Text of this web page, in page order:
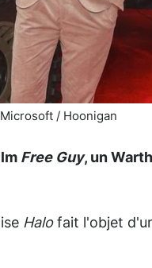
/ Hoonigan
Free Guy, un
Halofait l'objet